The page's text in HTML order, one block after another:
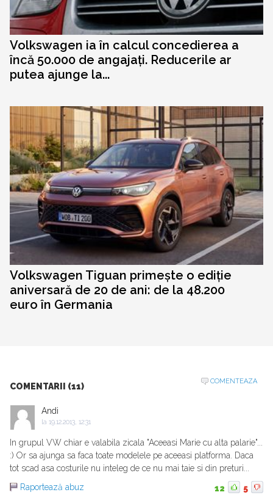
Volkswagen ia în calcul concedierea a
încă 50.000 de angajați. Reducerile ar
putea ajunge la...
Volkswagen Tiguan primește o ediție
aniversară de 20 de ani: de la 48.200
euro în Germania
COMENTARII (11)
COMENTEAZA
Andi
la 19.12.2013, 12:31
In grupul VW chiar e valabila zicala "Aceeasi Marie cu alta palarie"...
:) Or sa ajunga sa faca toate modelele pe aceeasi platforma. Daca
tot scad asa costurile nu inteleg de ce nu mai taie si din preturi...
Raportează abuz
12 5